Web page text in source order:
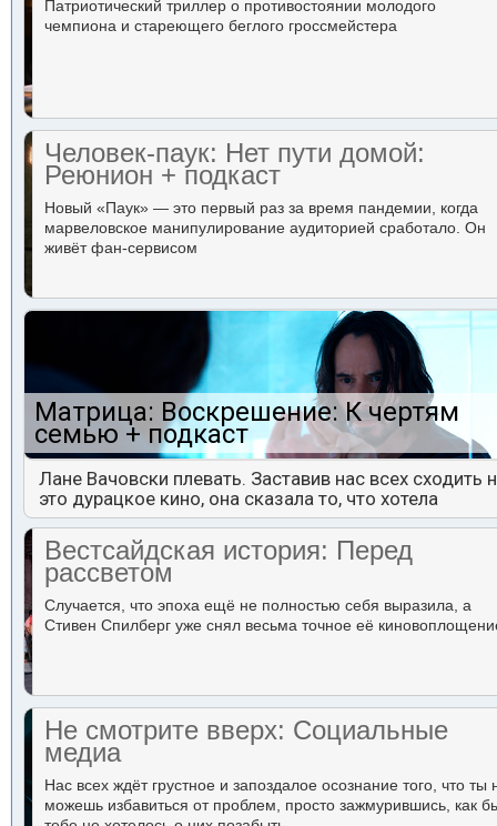
Патриотический триллер о противостоянии молодого
чемпиона и стареющего беглого гроссмейстера
Человек-паук: Нет пути домой:
Реюнион + подкаст
Новый «Паук» — это первый раз за время пандемии, когда
марвеловское манипулирование аудиторией сработало. Он
живёт фан-сервисом
Матрица: Воскрешение: К чертям
семью + подкаст
Лане Вачовски плевать. Заставив нас всех сходить
это дурацкое кино, она сказала то, что хотела
Вестсайдская история: Перед
рассветом
Случается, что эпоха ещё не полностью себя выразила, а
Стивен Спилберг уже снял весьма точное её
Не смотрите вверх: Социальные
медиа
Нас всех ждёт грустное и запоздалое осознание того, что ты
можешь избавиться от проблем, просто зажмурившись, как